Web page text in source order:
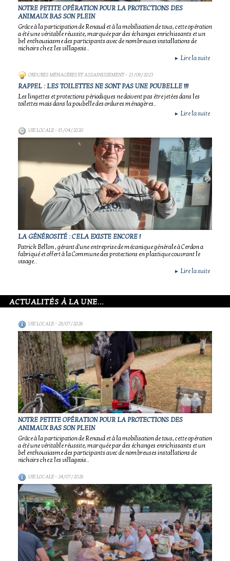
NOTRE PETITE OPÉRATION POUR LA PROTECTIONS DES
ANIMAUX BAS SON PLEIN
Grâce à la participation de Renaud et à la mobilisation de tous, cette opération
a été une véritable réussite, marquée par des échanges enrichissants et un
bel enthousiasme des participants avec de nombreuses installations de
nichoirs chez les villageois..
► Lire la suite
ORDURES MÉNAGÈRES ET ASSAINISSEMENT- 23/09/2023
RAPPEL : LES TOILETTES NE SONT PAS UNE POUBELLE !!!
Les lingettes et protections périodiques ne doivent pas être jetées dans les
toilettes mais dans la poubelle des ordures ménagères..
► Lire la suite
VIE LOCALE- 15/04/2020
LA GÉNÉROSITÉ : CELA EXISTE ENCORE !
Patrick Bellon , gérant d'une entreprise de mécanique générale à Cerdon a
fabriqué et offert à la Commune des protections en plastique couvrant le
visage..
► Lire la suite
ACTUALITÉS À LA UNE...
VIE LOCALE- 28/07/2026
NOTRE PETITE OPÉRATION POUR LA PROTECTIONS DES
ANIMAUX BAS SON PLEIN
Grâce à la participation de Renaud et à la mobilisation de tous, cette opération
a été une véritable réussite, marquée par des échanges enrichissants et un
bel enthousiasme des participants avec de nombreuses installations de
nichoirs chez les villageois..
VIE LOCALE- 24/07/2026